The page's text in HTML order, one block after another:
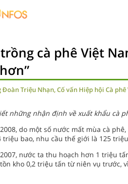
cà phê Việt
Đoàn Triệu Nhạn, Cố vấn Hiệp hội Cà
những nhận định về xuất khẩu cà
do một số nước mất mùa cà
triệu bao, nhu cầu thế giới là 125
nước ta thu hoạch hơn 1 triệu
kho 0,2 triệu tấn từ niên vụ trước,